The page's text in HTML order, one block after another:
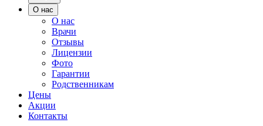
О нас
О нас
Врачи
Отзывы
Лицензии
Фото
Гарантии
Родственникам
Цены
Акции
Контакты